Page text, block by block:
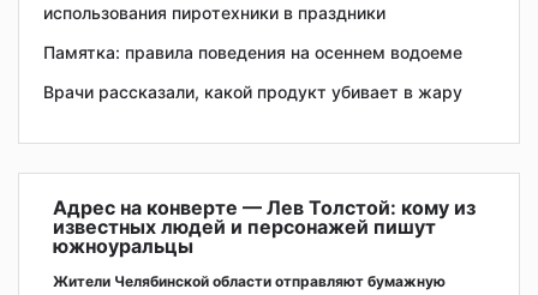
использования пиротехники в праздники
Памятка: правила поведения на осеннем водоеме
Врачи рассказали, какой продукт убивает в жару
Адрес на конверте — Лев Толстой: кому из
известных людей и персонажей пишут
южноуральцы
Жители Челябинской области отправляют бумажную